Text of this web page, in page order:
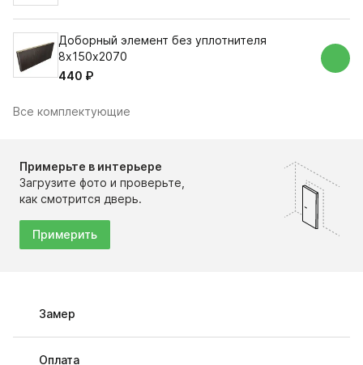
Доборный элемент без уплотнителя
8х150х2070
440 ₽
Все комплектующие
Примерьте в интерьере
Загрузите фото и проверьте,
как смотрится дверь.
Примерить
Замер
Оплата